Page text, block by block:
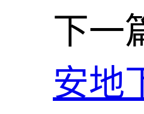
下一
安地